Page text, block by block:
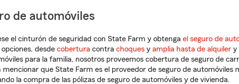
de automóviles
el cinturón de seguridad con State Farm y obtenga el seguro de
desde cobertura contra choques y amplia hasta de alquiler y
para la familia, nosotros proveemos cobertura de seguro de
mencionar que State Farm es el proveedor de seguro de automóviles
la compra de las pólizas de seguro de automóviles y de vivienda.